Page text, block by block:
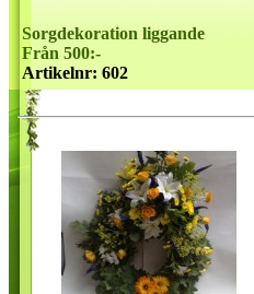
Sorgdekoration liggande
Från 500:-
Artikelnr: 602